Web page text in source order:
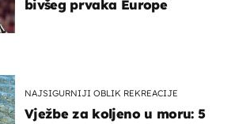
NAJSIGURNIJI OBLIK REKREACIJE
Vježbe za koljeno u moru: 5
bivšeg prvaka Europe